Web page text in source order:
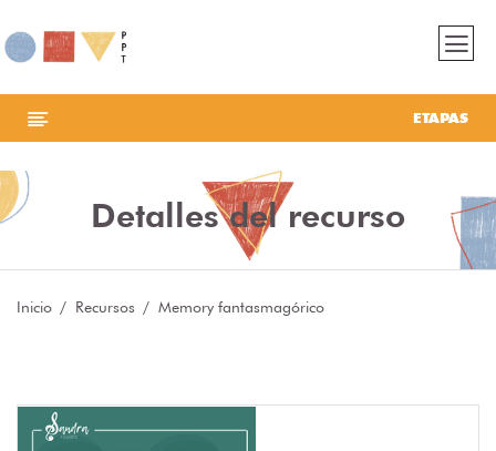
ETAPAS
Detalles del recurso
Inicio Recursos Memory fantasmagórico